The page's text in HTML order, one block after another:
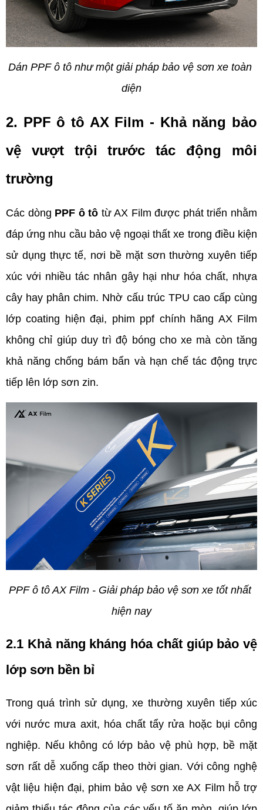
Dán PPF ô tô như một giải pháp bảo vệ sơn xe toàn
diện
2. PPF ô tô AX Film - Khả năng bảo
vệ vượt trội trước tác động môi
trường
Các dòng PPF ô tô từ AX Film được phát triển nhằm
đáp ứng nhu cầu bảo vệ ngoại thất xe trong điều kiện
sử dụng thực tế, nơi bề mặt sơn thường xuyên tiếp
xúc với nhiều tác nhân gây hại như hóa chất, nhựa
cây hay phân chim. Nhờ cấu trúc TPU cao cấp cùng
lớp coating hiện đại, phim ppf chính hãng AX Film
không chỉ giúp duy trì độ bóng cho xe mà còn tăng
khả năng chống bám bẩn và hạn chế tác động trực
tiếp lên lớp sơn zin.
PPF ô tô AX Film - Giải pháp bảo vệ sơn xe tốt nhất
hiện nay
2.1 Khả năng kháng hóa chất giúp bảo vệ
lớp sơn bền bỉ
Trong quá trình sử dụng, xe thường xuyên tiếp xúc
với nước mưa axit, hóa chất tẩy rửa hoặc bụi công
nghiệp. Nếu không có lớp bảo vệ phù hợp, bề mặt
sơn rất dễ xuống cấp theo thời gian. Với công nghệ
vật liệu hiện đại, phim bảo vệ sơn xe AX Film hỗ trợ